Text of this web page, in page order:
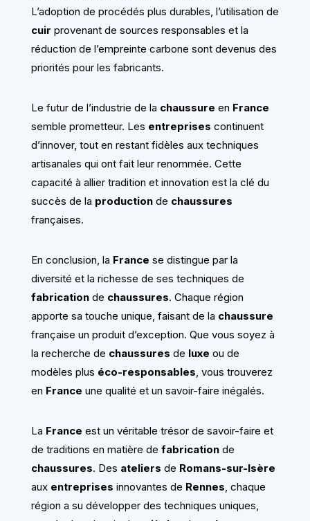
L’adoption de procédés plus durables, l’utilisation de
cuir provenant de sources responsables et la
réduction de l’empreinte carbone sont devenus des
priorités pour les fabricants.
Le futur de l’industrie de la chaussure en France
semble prometteur. Les entreprises continuent
d’innover, tout en restant fidèles aux techniques
artisanales qui ont fait leur renommée. Cette
capacité à allier tradition et innovation est la clé du
succès de la productionde chaussures
françaises.
En conclusion, la France se distingue par la
diversité et la richesse de ses techniques de
fabricationde chaussures. Chaque région
apporte sa touche unique, faisant de la chaussure
française un produit d’exception. Que vous soyez à
la recherche de chaussures de luxe ou de
modèles plus éco-responsables, vous trouverez
en France une qualité et un savoir-faire inégalés.
La France est un véritable trésor de savoir-faire et
de traditions en matière de fabricationde
chaussures. Des ateliers de Romans-sur-Isère
aux entreprises innovantes de Rennes, chaque
région a su développer des techniques uniques,